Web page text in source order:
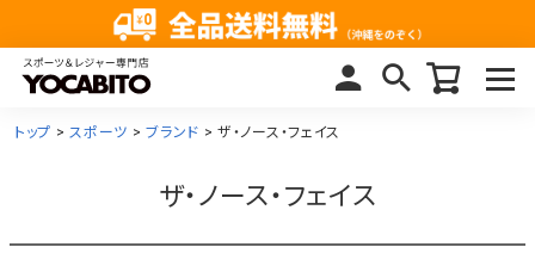
トップ スポーツ ブランド ザ・ノース・フェイス
ザ・ノース・フェイス